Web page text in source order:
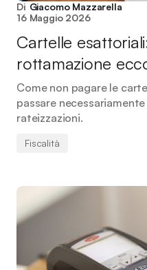
Di Giacomo Mazzarella
16 Maggio 2026
Cartelle
rottamazione
Come non pagare le
passare
rateizzazioni.
Fiscalità